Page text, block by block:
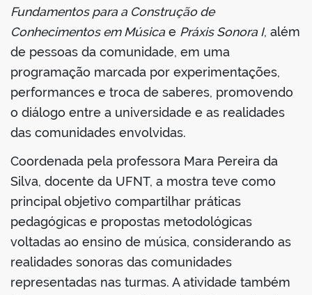
Fundamentos para a Construção de
Conhecimentos em Música e Práxis Sonora I, além
de pessoas da comunidade, em uma
programação marcada por experimentações,
performances e troca de saberes, promovendo
o diálogo entre a universidade e as realidades
das comunidades envolvidas.
Coordenada pela professora Mara Pereira da
Silva, docente da UFNT, a mostra teve como
principal objetivo compartilhar práticas
pedagógicas e propostas metodológicas
voltadas ao ensino de música, considerando as
realidades sonoras das comunidades
representadas nas turmas. A atividade também